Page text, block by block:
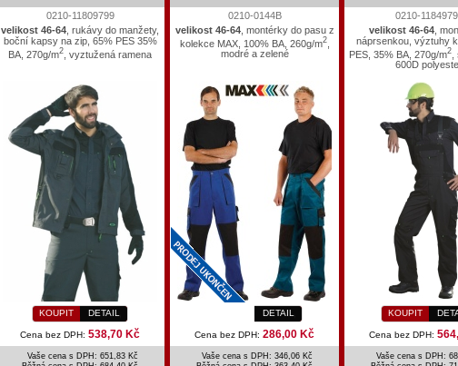
0210-11809799
velikost 46-64 , rukávy do manžety,
boční kapsy na zip, 65% PES 35%
BA, 270g/m2 , vyztužená ramena
KOUPIT DETAIL
Cena bez DPH: 538,70 Kč
Vaše cena s DPH: 651,83 Kč
0210-0144B
velikost 46-64, montérky do pasu z
kolekce MAX, 100% BA, 260g/m2,
modré a zelené
DETAIL
Cena bez DPH: 286,00 Kč
Vaše cena s DPH: 346,06 Kč
0210-
velikost 46-64,
náprsenkou, výztuhy
PES, 35% BA, 270g/m2
600D
KOUPIT
Cena bez DPH:
Vaše cena s DPH: